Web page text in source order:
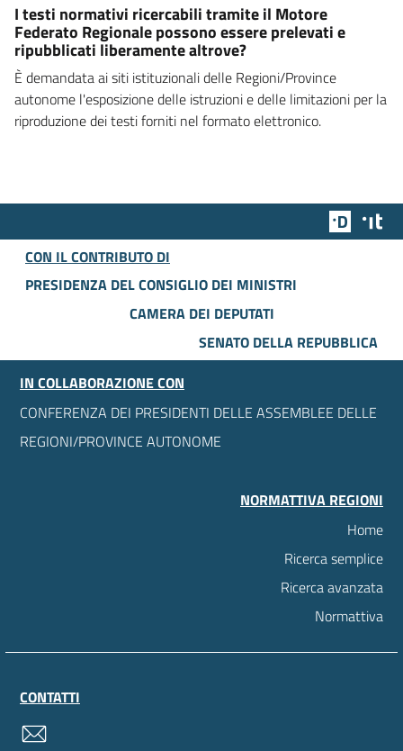
I testi normativi ricercabili tramite il Motore
Federato Regionale possono essere prelevati e
ripubblicati liberamente altrove?
È demandata ai siti istituzionali delle Regioni/Province
autonome l'esposizione delle istruzioni e delle limitazioni per la
riproduzione dei testi forniti nel formato elettronico.
Team
CON IL CONTRIBUTO DI
PRESIDENZA DEL CONSIGLIO DEI MINISTRI
CAMERA DEI DEPUTATI
SENATO DELLA REPUBBLICA
IN COLLABORAZIONE CON
CONFERENZA DEI PRESIDENTI DELLE ASSEMBLEE DELLE
REGIONI/PROVINCE AUTONOME
NORMATTIVA REGIONI
Home
Ricerca semplice
Ricerca avanzata
Normattiva
CONTATTI